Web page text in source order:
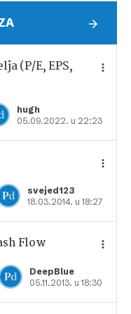
(P/E, EPS,
hugh
05.09.2022. u 22:23
u favorite
svejed123
18.03.2014. u 18:27
u favorite
Flow
DeepBlue
05.11.2013. u 18:30
u favorite